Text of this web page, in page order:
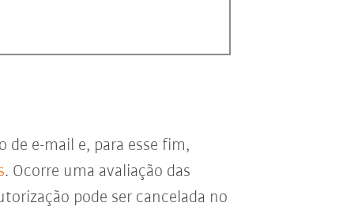
de e-mail e, para esse fim,
. Ocorre uma avaliação das
pode ser cancelada no